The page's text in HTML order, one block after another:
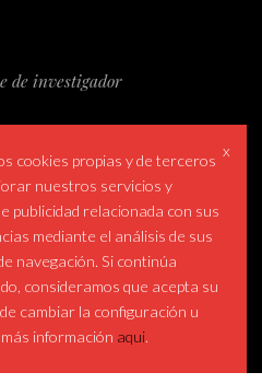
x
cookies propias y de terceros
nuestros servicios y
publicidad relacionada con sus
mediante el análisis de sus
navegación. Si continúa
consideramos que acepta su
cambiar la configuración u
información aqui.
de investigador
Perfil del contratante